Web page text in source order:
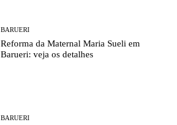
BARUERI
Reforma da Maternal Maria Sueli em
Barueri: veja os detalhes
BARUERI